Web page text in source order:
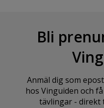
Bli
Anmäl dig som
hos Vinguiden och
tävlingar - direkt